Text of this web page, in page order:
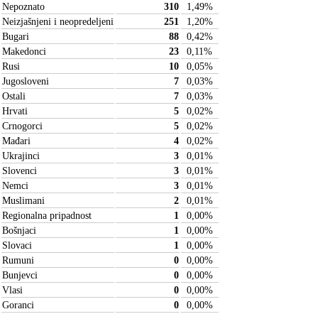
Nepoznato
310 1,49%
Neizjašnjeni i neopredeljeni
251 1,20%
Bugari
88 0,42%
Makedonci
23 0,11 %
Rusi
10 0,05%
Jugosloveni
7 0,03%
Ostali
7 0,03%
Hrvati
5 0,02%
Crnogorci
5 0,02%
Mađari
4 0,02%
Ukrajinci
3 0,01 %
Slovenci
3 0,01 %
Nemci
3 0,01 %
Muslimani
2 0,01 %
Regionalna pripadnost
1 0,00%
Bošnjaci
1 0,00%
Slovaci
1 0,00%
Rumuni
0 0,00%
Bunjevci
0 0,00%
Vlasi
0 0,00%
Goranci
0 0,00%